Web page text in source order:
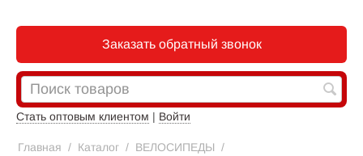
Заказать обратный звонок
Стать оптовым клиентом | Войти
Главная / Каталог / ВЕЛОСИПЕДЫ /